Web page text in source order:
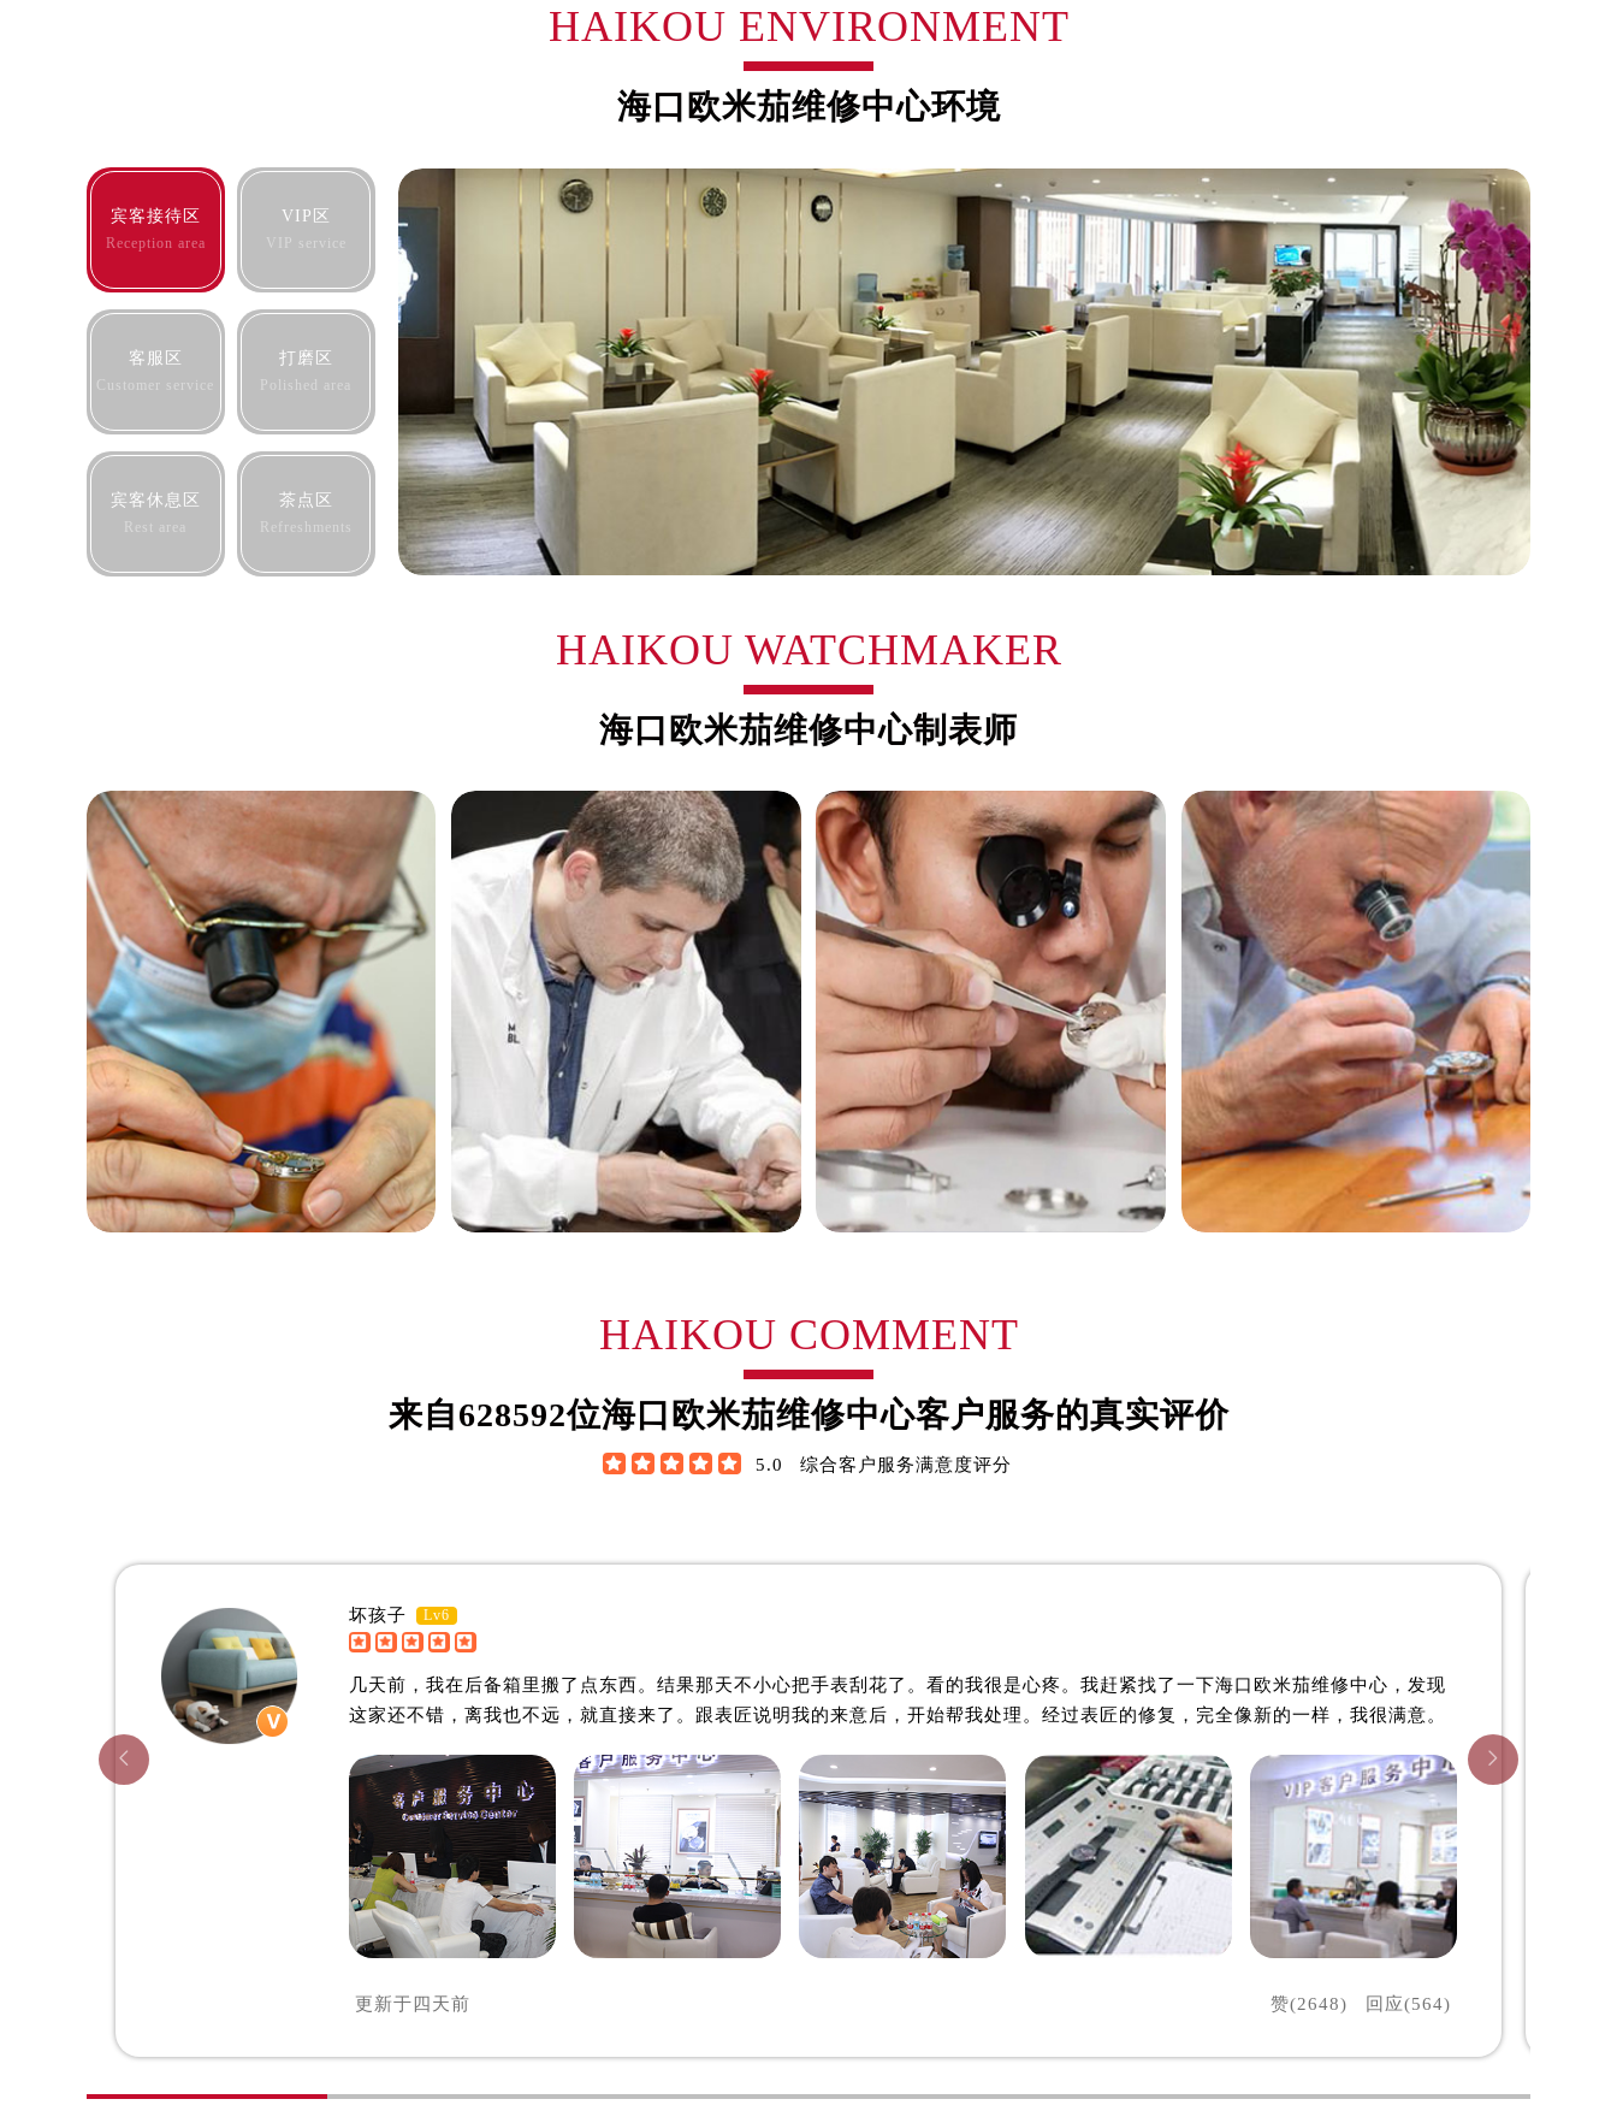
东莞市东城街道鸿福东路1号民盈国贸中心T1写字楼9层907室（需提前预约）
南通市崇川区工农路57号圆融广场写字楼16层1603室（需提前预约）
苏州市苏州工业园区星港街199号苏州中心办公楼C座22层08室（需提前预约）
南宁市青秀区金湖路59号地王大厦12楼1224室（需提前预约）
合肥市蜀山区潜山路111号万象城华润大厦B座12楼03室（需提前预约）
泉州市丰泽区宝洲路729号浦西万达中心写字楼A座7楼709室（需提前预约）
青岛市南区山东路6号华润大厦B座22层04室（需提前预约）
烟台市芝罘区胜利路139号万达金融中心A座907室（需提前预约）
长春市朝阳区西安大路727号中银大厦A座(旺进大厦)18层09室（需提前预约）
贵阳市南明区都司高架桥路33号亨特国际金融中心14楼14D（需提前预约）
昆明市盘龙区北京路928号同德昆明广场写字楼10层06室（需提前预约）
石家庄市长安区中山东路39号勒泰中心写字楼B座13层07室（需提前预约）
西安市碑林区南关正街88号华侨城长安国际中心E座6楼10室（需提前预约）
海口市龙华区金贸东路5号海口华润大厦B座17层1707室（需提前预约）
唐山市路南区新华东道100号万达广场写字楼A座10层1002室（需提前预约）
甘肃省兰州市七里河区西津西路16号兰州中心写字楼21层2102室（需提前预约）
重庆市解放碑渝中区民权路28号英利国际金融中心写字楼20层01室（需提前预约）
黑龙江省大庆市萨尔图区会战大街售后服务中心（需提前预约）
黑龙江省黑河市爱辉区中央街售后服务中心（需提前预约）
黑龙江省鸡西市鸡冠区红军路售后服务中心（需提前预约）
黑龙江省佳木斯市向阳区长安路售后服务中心（需提前预约）
黑龙江省牡丹江市东安区太平路售后服务中心（需提前预约）
黑龙江省七台河市桃山区大同街售后服务中心（需提前预约）
黑龙江省齐齐哈尔市龙沙区龙华路售后服务中心（需提前预约）
黑龙江省双鸭山市尖山区新兴大街售后服务中心（需提前预约）
黑龙江省绥化市北林区新华街与康庄路交叉口售后服务中心（需提前预约）
黑龙江省伊春市伊美区通河路售后服务中心（需提前预约）
吉林省白城市洮北区明仁南街售后服务中心（需提前预约）
吉林省白山市浑江区浑江大街售后服务中心（需提前预约）
吉林省吉林市船营区河南街售后服务中心（需提前预约）
吉林省辽源市龙山区人民大街售后服务中心（需提前预约）
吉林省梅河口市新华街道梅河大街售后服务中心（需提前预约）
吉林省通化市东昌区环通乡江南大街售后服务中心（需提前预约）
辽宁省鞍山市铁东区站前街售后服务中心（需提前预约）
辽宁省朝阳市双塔区新华路售后服务中心（需提前预约）
辽宁省葫芦岛市连山区中央路售后服务中心（需提前预约）
辽宁省锦州市古塔区中央大街售后服务中心（需提前预约）
辽宁省辽阳市白塔区新运大街售后服务中心（需提前预约）
辽宁省盘锦市兴隆台区石油大街售后服务中心（需提前预约）
辽宁省铁岭市银州区南马路售后服务中心（需提前预约）
辽宁省营口市站前区市府路与渤海大街交叉口售后服务中心（需提前预约）
辽宁省沈阳市沈河区中街路137号亨得利名表维修授权店1楼售后服务中心（需提前预约）
辽宁省沈阳市沈河区中街路83号亨得利名表维修授权店1楼售后服务中心（需提前预约）
北京市朝阳区建国门外大街甲6号华熙国际中心D座11层1102室售后服务中心（北京总部）（需提前预约）
北京市东城区东长安街1号王府井东方广场W3座6层602室售后服务中心（需提前预约）
河北省保定市竞秀区朝阳北大街北国先天下售后服务中心（需提前预约）
内蒙古自治区巴彦淖尔市临河区新华街售后服务中心（需提前预约）
HAIKOU ENVIRONMENT
海口欧米茄维修中心环境
宾客接待区
Reception area
VIP区
VIP service
客服区
Customer service
打磨区
Polished area
宾客休息区
Rest area
茶点区
Refreshments
HAIKOU WATCHMAKER
海口欧米茄维修中心制表师
海口欧米茄维修中心
约翰·维尔逊
是海口欧米茄维修中心
(海口欧米茄维修保养中心)
的高级技师之一
詹姆士·布朗
资深欧米茄制表师
是海口欧米茄维修中心
(海口欧米茄维修保养中心)
的高级技师之一
是海口欧米茄维修中心
(海口欧米茄维修保养中心)
HAIKOU COMMENT
来自628592位海口欧米茄维修中心客户服务的真实评价
     5.0 综合客户服务满意度评分
坏孩子 Lv6
几天前，我在后备箱里搬了点东西。结果那天不小心把手表刮花了。看的我很是心疼。我赶紧找了一下海口欧米茄维修中心，发现
这家还不错，离我也不远，就直接来了。跟表匠说明我的来意后，开始帮我处理。经过表匠的修复，完全像新的一样，我很满意。
更新于 四天前 赞(2648) 回应(564)

